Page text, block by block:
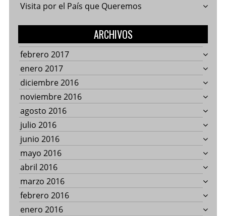
Visita por el País que Queremos
ARCHIVOS
febrero 2017
enero 2017
diciembre 2016
noviembre 2016
agosto 2016
julio 2016
junio 2016
mayo 2016
abril 2016
marzo 2016
febrero 2016
enero 2016